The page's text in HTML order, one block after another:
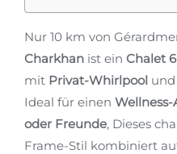
Nur 10 km von
Charkhan ist ein Chalet 6
mit Privat-Whirlpool
Ideal für einen
oder Freunde, Dieses
Frame-Stil kombiniert